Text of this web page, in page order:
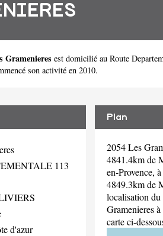
Gramenieres est domicilié au Route
son activité en 2010.
113
d'azur
Plan
2054 Les
4841.4km de
en-Provence,
4849.3km de
localisation du
Gramenieres
carte ci-